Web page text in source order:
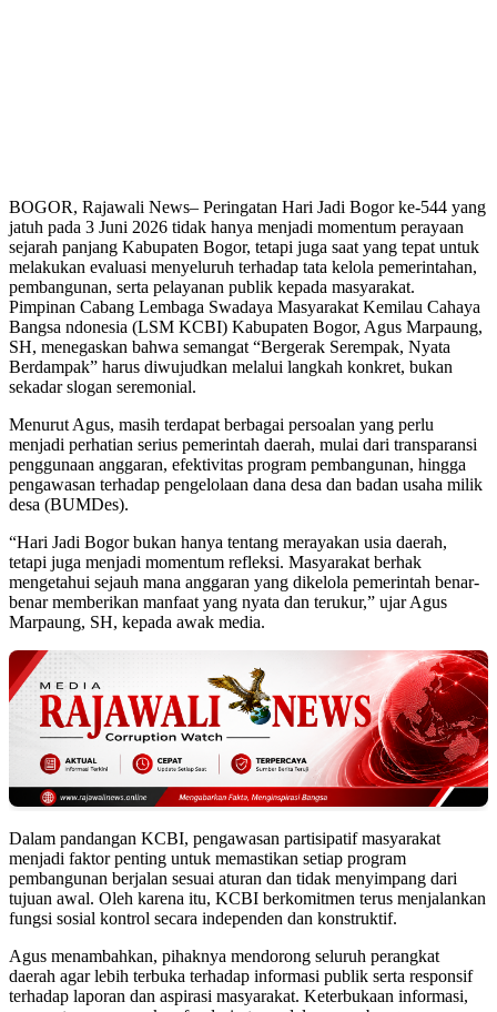
BOGOR, Rajawali News– Peringatan Hari Jadi Bogor ke-544 yang
jatuh pada 3 Juni 2026 tidak hanya menjadi momentum perayaan
sejarah panjang Kabupaten Bogor, tetapi juga saat yang tepat untuk
melakukan evaluasi menyeluruh terhadap tata kelola pemerintahan,
pembangunan, serta pelayanan publik kepada masyarakat.
Pimpinan Cabang Lembaga Swadaya Masyarakat Kemilau Cahaya
Bangsa ndonesia (LSM KCBI) Kabupaten Bogor, Agus Marpaung,
SH, menegaskan bahwa semangat “Bergerak Serempak, Nyata
Berdampak” harus diwujudkan melalui langkah konkret, bukan
sekadar slogan seremonial.
Menurut Agus, masih terdapat berbagai persoalan yang perlu
menjadi perhatian serius pemerintah daerah, mulai dari transparansi
penggunaan anggaran, efektivitas program pembangunan, hingga
pengawasan terhadap pengelolaan dana desa dan badan usaha milik
desa (BUMDes).
“Hari Jadi Bogor bukan hanya tentang merayakan usia daerah,
tetapi juga menjadi momentum refleksi. Masyarakat berhak
mengetahui sejauh mana anggaran yang dikelola pemerintah benar-
benar memberikan manfaat yang nyata dan terukur,” ujar Agus
Marpaung, SH, kepada awak media.
Dalam pandangan KCBI, pengawasan partisipatif masyarakat
menjadi faktor penting untuk memastikan setiap program
pembangunan berjalan sesuai aturan dan tidak menyimpang dari
tujuan awal. Oleh karena itu, KCBI berkomitmen terus menjalankan
fungsi sosial kontrol secara independen dan konstruktif.
Agus menambahkan, pihaknya mendorong seluruh perangkat
daerah agar lebih terbuka terhadap informasi publik serta responsif
terhadap laporan dan aspirasi masyarakat. Keterbukaan informasi,